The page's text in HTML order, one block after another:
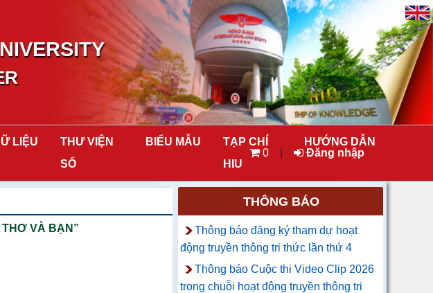
LIỆU
THƯ VIỆN
SỐ
BIỂU MẪU
TẠP CHÍ
HIU
HƯỚNG DẪN
0
Đăng nhập
VÀ BẠN”
THÔNG BÁO
Thông báo đăng ký tham dự hoạt
động truyền thông tri thức lần thứ 4
Thông báo Cuộc thi Video Clip 2026
trong chuỗi hoạt động truyền thông tri